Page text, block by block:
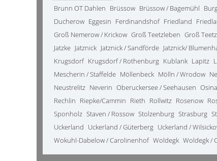
Brunn OT Dahlen Brüssow Brüssow / Bagemühl
Ducherow Eggesin Ferdinandshof Friedland
Groß Nemerow / Krickow Groß Teetzleben Groß
Jatzke Jatznick Jatznick / Sandförde Jatznick/
Krugsdorf Krugsdorf / Rothenburg Kublank Lapitz
Mescherin / Staffelde Möllenbeck Mölln / Wrodow
Neustrelitz Neverin Oberuckersee / Seehausen Osina
Rechlin Riepke/Cammin Rieth Rollwitz Rosenow
Sponholz Staven / Rossow Stolzenburg Strasburg
Uckerland Uckerland / Güterberg Uckerland /
Wokuhl-Dabelow / Carolinenhof Woldegk Woldegk /